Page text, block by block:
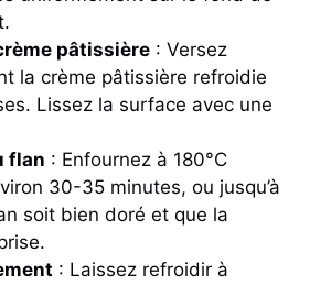
pâtissière : Versez
la crème pâtissière refroidie
Lissez la surface avec une
flan : Enfournez à 180°C
30-35 minutes, ou jusqu’à
soit bien doré et que la
: Laissez refroidir à